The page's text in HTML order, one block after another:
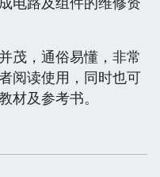
茂，通俗易懂，非常
阅读使用，同时也可
材及参考书。